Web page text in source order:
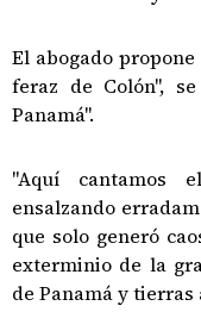
El abogado
feraz de Colón",
Panamá".
"Aquí cantamos
ensalzando
que solo generó
exterminio de la
de Panamá y tierras